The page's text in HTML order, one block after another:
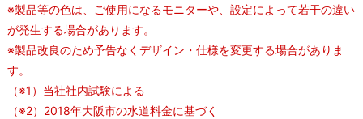
※製品等の色は、ご使用になるモニターや、設定によって若干の違い
が発生する場合があります。
※製品改良のため予告なくデザイン・仕様を変更する場合がありま
す。
（※1）当社社内試験による
（※2）2018年大阪市の水道料金に基づく